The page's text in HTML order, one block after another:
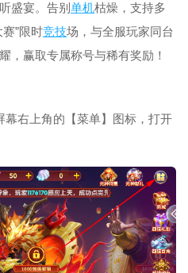
盛宴。告别 单机枯燥，支持多
”限时竞技场，与全服玩家同台
，赢取专属称号与稀有奖励！
幕右上角的【菜单】图标，打开